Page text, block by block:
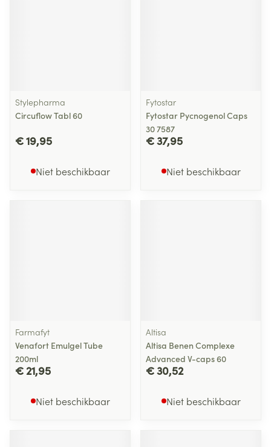
Stylepharma
Circuflow Tabl 60
€ 19,95
Niet beschikbaar
Fytostar
Fytostar Pycnogenol Caps
30 7587
€ 37,95
Niet beschikbaar
Farmafyt
Venafort Emulgel Tube
200ml
€ 21,95
Niet beschikbaar
Altisa
Altisa Benen Complexe
Advanced V-caps 60
€ 30,52
Niet beschikbaar